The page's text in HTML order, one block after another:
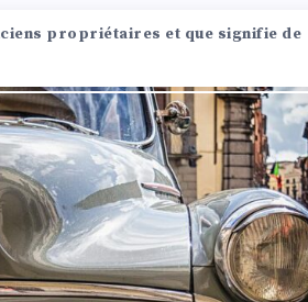
propriétaires et que signifie de